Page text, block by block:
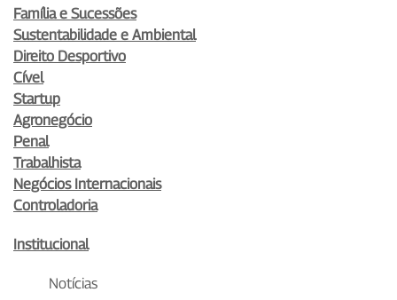
Família e Sucessões
Sustentabilidade e Ambiental
Direito Desportivo
Cível
Startup
Agronegócio
Penal
Trabalhista
Negócios Internacionais
Controladoria
Institucional
Notícias